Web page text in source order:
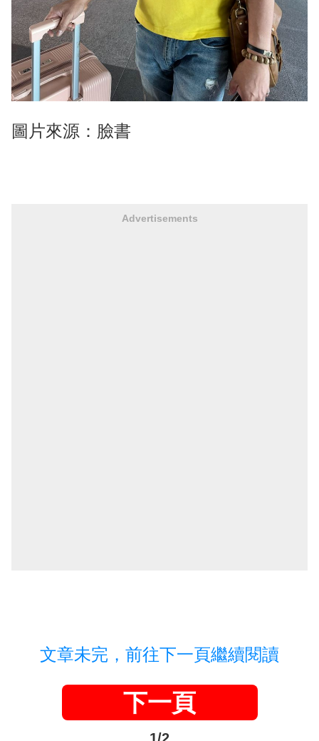
圖片來源：臉書
Advertisements
文章未完，前往下一頁繼續閱讀
下一頁